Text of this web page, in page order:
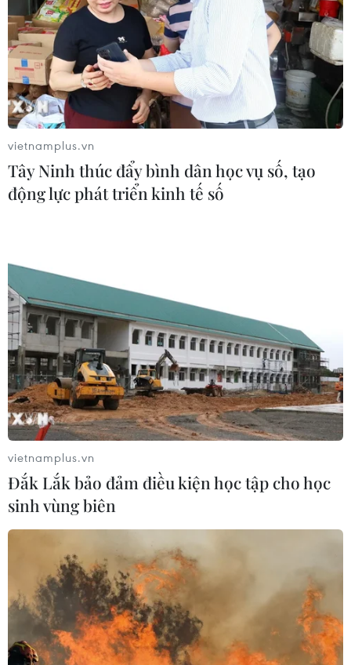
vietnamplus.vn
Tây Ninh thúc đẩy bình dân học vụ số, tạo
động lực phát triển kinh tế số
vietnamplus.vn
Đắk Lắk bảo đảm điều kiện học tập cho học
sinh vùng biên